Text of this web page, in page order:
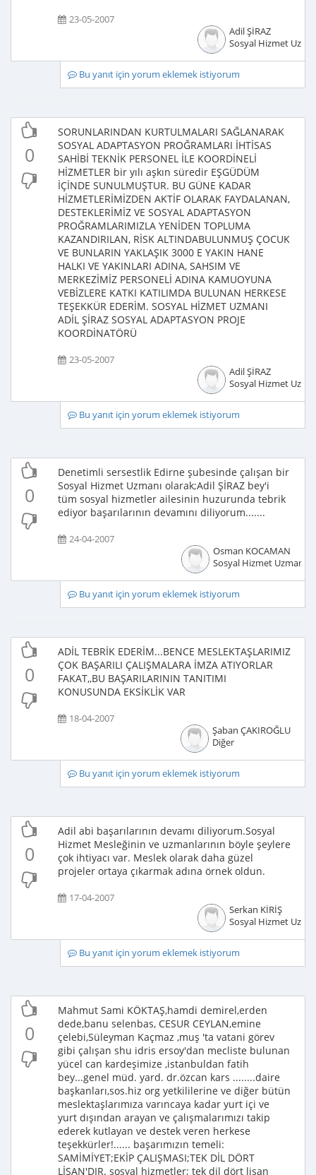
23-05-2007
Adil ŞİRAZ
Sosyal Hizmet
Bu yanıt için yorum eklemek istiyorum
0
SORUNLARINDAN KURTULMALARI SAĞLANARAK
SOSYAL ADAPTASYON PROĞRAMLARI İHTİSAS
SAHİBİ TEKNİK PERSONEL İLE KOORDİNELİ
HİZMETLER bir yılı aşkın süredir EŞGÜDÜM
İÇİNDE SUNULMUŞTUR. BU GÜNE KADAR
HİZMETLERİMİZDEN AKTİF OLARAK FAYDALANAN,
DESTEKLERİMİZ VE SOSYAL ADAPTASYON
PROĞRAMLARIMIZLA YENİDEN TOPLUMA
KAZANDIRILAN, RİSK ALTINDABULUNMUŞ ÇOCUK
VE BUNLARIN YAKLAŞIK 3000 E YAKIN HANE
HALKI VE YAKINLARI ADINA, SAHSIM VE
MERKEZİMİZ PERSONELİ ADINA KAMUOYUNA
VEBİZLERE KATKI KATILIMDA BULUNAN HERKESE
TEŞEKKÜR EDERİM. SOSYAL HİZMET UZMANI
ADİL ŞİRAZ SOSYAL ADAPTASYON PROJE
KOORDİNATÖRÜ
23-05-2007
Adil ŞİRAZ
Sosyal Hizmet
Bu yanıt için yorum eklemek istiyorum
0
Denetimli sersestlik Edirne şubesinde çalışan bir
Sosyal Hizmet Uzmanı olarak;Adil ŞİRAZ bey'i
tüm sosyal hizmetler ailesinin huzurunda tebrik
ediyor başarılarının devamını diliyorum.......
24-04-2007
Osman KOCAMAN
Sosyal Hizmet Uzmanı
Bu yanıt için yorum eklemek istiyorum
0
ADİL TEBRİK EDERİM...BENCE MESLEKTAŞLARIMIZ
ÇOK BAŞARILI ÇALIŞMALARA İMZA ATIYORLAR
FAKAT,,BU BAŞARILARININ TANITIMI
KONUSUNDA EKSİKLİK VAR
18-04-2007
Şaban ÇAKIROĞLU
Diğer
Bu yanıt için yorum eklemek istiyorum
0
Adil abi başarılarının devamı diliyorum.Sosyal
Hizmet Mesleğinin ve uzmanlarının böyle şeylere
çok ihtiyacı var. Meslek olarak daha güzel
projeler ortaya çıkarmak adına örnek oldun.
17-04-2007
Serkan KİRİŞ
Sosyal Hizmet
Bu yanıt için yorum eklemek istiyorum
0
Mahmut Sami KÖKTAŞ,hamdi demirel,erden
dede,banu selenbas, CESUR CEYLAN,emine
çelebi,Süleyman Kaçmaz ,muş 'ta vatani görev
gibi çalışan shu idris ersoy'dan mecliste bulunan
yücel can kardeşimize ,istanbuldan fatih
bey...genel müd. yard. dr.özcan kars ........daire
başkanları,sos.hiz org yetkililerine ve diğer bütün
meslektaşlarımıza varıncaya kadar yurt içi ve
yurt dışından arayan ve çalışmalarımızı takip
ederek kutlayan ve destek veren herkese
teşekkürler!...... başarımızın temeli:
SAMİMİYET;EKİP ÇALIŞMASI;TEK DİL DÖRT
LİSAN'DIR. sosyal hizmetler; tek dil dört lisan